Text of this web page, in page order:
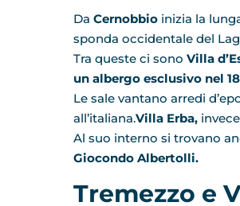
Da Cernobbio inizia la
sponda occidentale del
Tra queste ci sono Villa
un albergo esclusivo nel
Le sale vantano arredi
all’italiana.Villa Erba,
Al suo interno si trovano
Giocondo Albertolli.
Tremezzo e